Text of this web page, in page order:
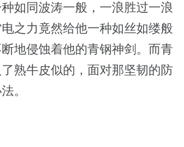
如同波涛一般，一浪胜过一浪
之力竟然给他一种如丝如缕般
地侵蚀着他的青钢神剑。而青
熟牛皮似的，面对那坚韧的防
。